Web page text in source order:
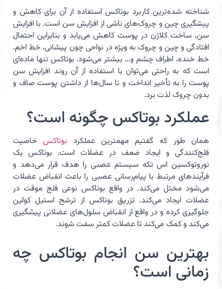
شناخته شده‌ترین کاربرد بوتاکس استفاده از آن برای کاهش و
پیشگیری چین و چروک‌های ناشی از افزایش سن است. با افزایش
سن، ساخت کلاژن در پوست کاهش می‌یابد و بنابراین احتمال
افتادگی و چین و چروک به ویژه در نواحی چون پیشانی، خط اخم،
خط خنده، اطراف چشم و… بیشتر می‌شود. بوتاکس تنها ماده‌ای
است که به راحتی می‌توان با استفاده از آن روند افزایش سن
پوست را به تأخیر انداخت و تا سال‌ها از داشتن پوست صاف و
بدون چروک لذت برد.
عملکرد بوتاکس چگونه است؟
همان طور که گفتیم مهمترین عملکرد بوتاکسخاصیت
فلج‌کنندگی و ایجاد ضعف در عضلات است. بوتاکس یک
نوروتوکسین اس تکه سیستم عصبی را هدف قرار می‌دهد و
فرآیندهای مرتبط با پیام‌رسانی عصبی را باعث انقباض عضلات
می‌شود مختل می‌کند. در واقع بوتاکس نوعی فلج موقت در
عضلات ایجاد می‌کند. تزریق بوتاکس از ترشح استیل کولین
جلوگیری کرده و در واقع از انقباض سلول‌های عضلانی پیشگیری
می‌کند و کمک می‌کند تا عضلات کمتر سفت شوند.
بهترین سن انجام بوتاکس چه
زمانی است؟